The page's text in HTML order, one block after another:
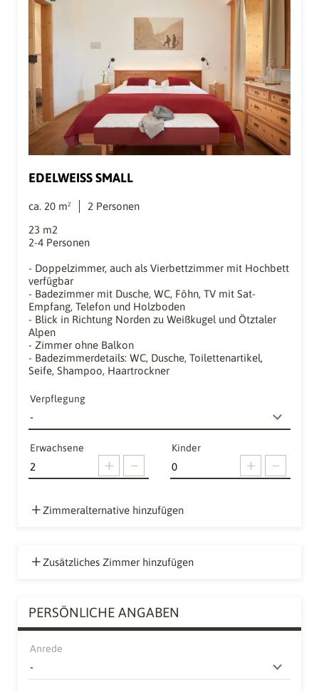
EDELWEISS SMALL
ca. 20m² 2 Personen
23 m2
2-4 Personen
- Doppelzimmer, auch als Vierbettzimmer mit Hochbett
verfügbar
- Badezimmer mit Dusche, WC, Föhn, TV mit Sat-
Empfang, Telefon und Holzboden
- Blick in Richtung Norden zu Weißkugel und Ötztaler
Alpen
- Zimmer ohne Balkon
- Badezimmerdetails: WC, Dusche, Toilettenartikel,
Seife, Shampoo, Haartrockner
Verpflegung
Erwachsene Kinder
Zimmeralternative hinzufügen
Zusätzliches Zimmer hinzufügen
PERSÖNLICHE ANGABEN
Anrede